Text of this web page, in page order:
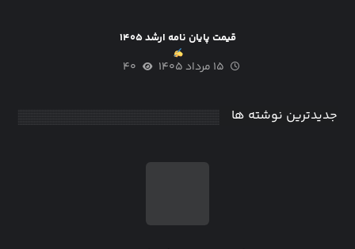
قیمت پایان نامه ارشد ۱۴۰۵
۱۵ مرداد ۱۴۰۵ ۴۰
جدیدترین نوشته ها